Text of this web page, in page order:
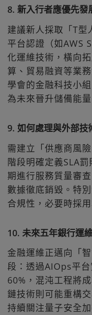
8. 新入行者應優先發
建議新人採取「T型
平台認證（如
化運維技術，橫向
算、貿易融資等業
學會的金融科技小
為未來晉升儲備能量
9. 如何處理與外部技
需建立「供應商風
階段明確定義SLA
期進行服務質量審
數據徹底銷毀。特
合規性，必要時採
10. 未來五年銀行運
金融運維正邁向「
段：透過AIOps平
60%，混沌工程將
鏈技術則可能重構
持續關注量子安全